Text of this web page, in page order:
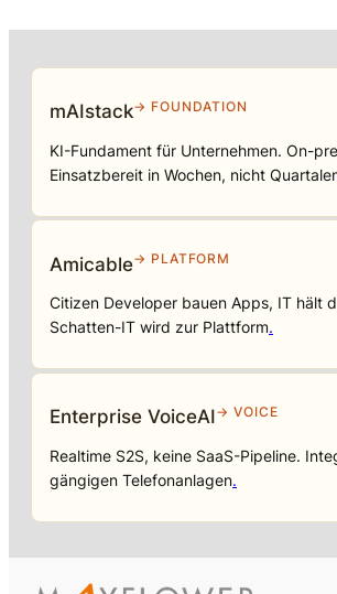
mAIstack→ FOUNDATION
KI-Fundament für Unternehmen. On-
Einsatzbereit in Wochen, nicht
Amicable→ PLATFORM
Citizen Developer bauen Apps, IT hält
Schatten-IT wird zur Plattform.
Enterprise VoiceAI→ VOICE
Realtime S2S, keine SaaS-Pipeline.
gängigen Telefonanlagen.